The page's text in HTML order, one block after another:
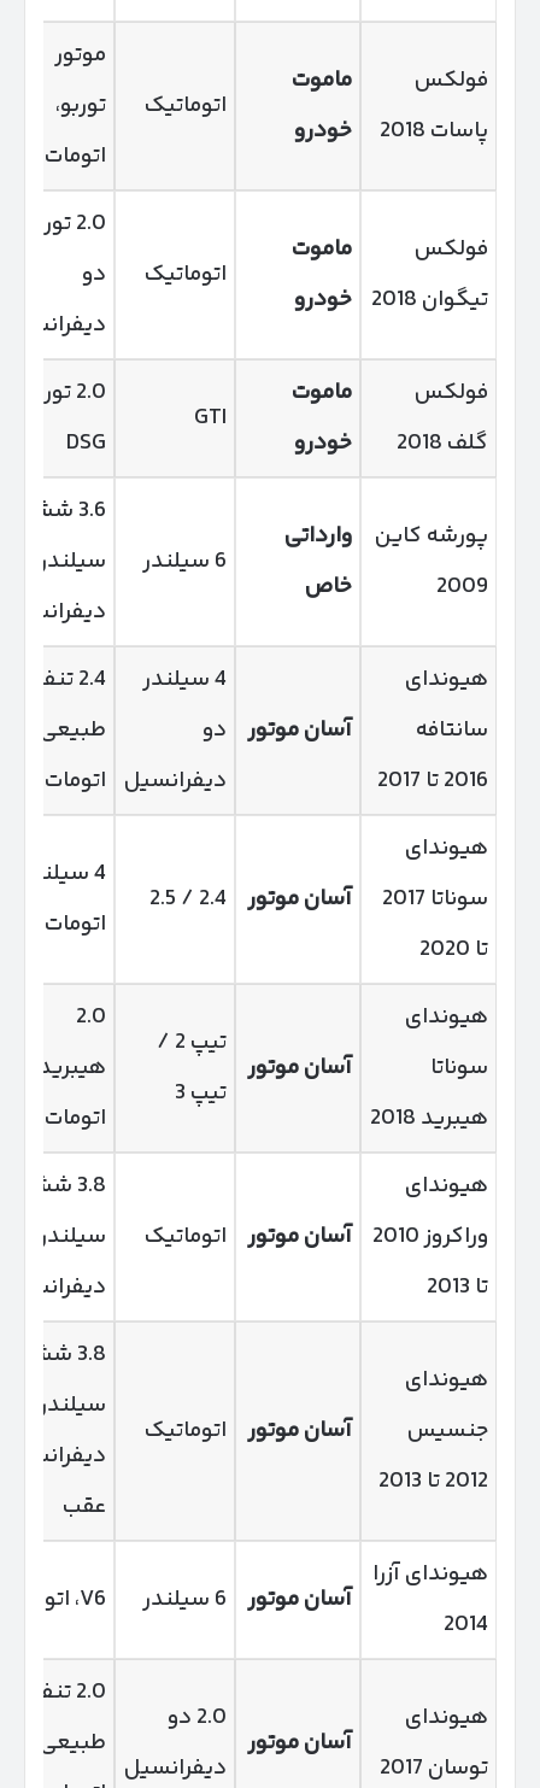
فولکس
پاسات 2018
ماموت
خودرو
اتوماتیک
موتور
توربو،
اتومات
فولکس
تیگوان 2018
ماموت
خودرو
اتوماتیک
2.0 توربو،
دو
دیفرانسیل
فولکس
گلف 2018
ماموت
خودرو
GTI
2.0 توربو،
DSG
پورشه کاین
2009
وارداتی
خاص
6 سیلندر
3.6 شش
سیلندر، دو
دیفرانسیل
هیوندای
سانتافه
2016 تا 2017
آسان موتور
4 سیلندر
دو
دیفرانسیل
2.4 تنفس
طبیعی،
اتومات
هیوندای
سوناتا 2017
تا 2020
آسان موتور 2.4 / 2.5
4 سیلندر،
اتومات
هیوندای
سوناتا
هیبرید 2018
آسان موتور
تیپ 2 /
تیپ 3
2.0
هیبرید،
اتومات
هیوندای
وراکروز 2010
تا 2013
آسان موتور اتوماتیک
3.8 شش
سیلندر، دو
دیفرانسیل
هیوندای
جنسیس
2012 تا 2013
آسان موتور اتوماتیک
3.8 شش
سیلندر،
دیفرانسیل
عقب
هیوندای آزرا
2014
آسان موتور 6 سیلندر V6، اتومات
هیوندای
توسان 2017
آسان موتور
2.0 دو
دیفرانسیل
2.0 تنفس
طبیعی،